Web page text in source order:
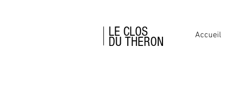
LE CLOS
DU THERON Accueil